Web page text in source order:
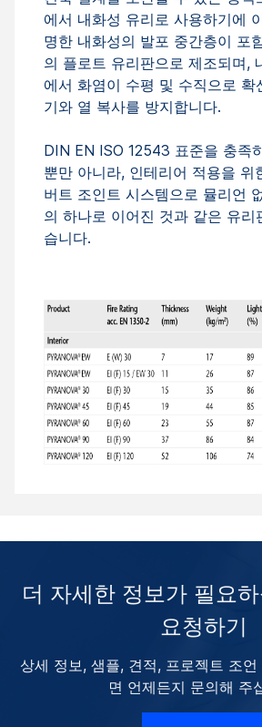
에서 내화성 유리로 사용하기에
명한 내화성의 발포 중간층이 포
의 플로트 유리판으로 제조되며,
에서 화염이 수평 및 수직으로 확
기와 열 복사를 방지합니다.
DIN EN ISO 12543 표준을 충족
뿐만 아니라, 인테리어 적용을 위
버트 조인트 시스템으로 뮬리언
의 하나로 이어진 것과 같은 유리
습니다.
더 자세한 정보가 필요
요청하기
상세 정보, 샘플, 견적, 프로젝트 조
면 언제든지 문의해 주